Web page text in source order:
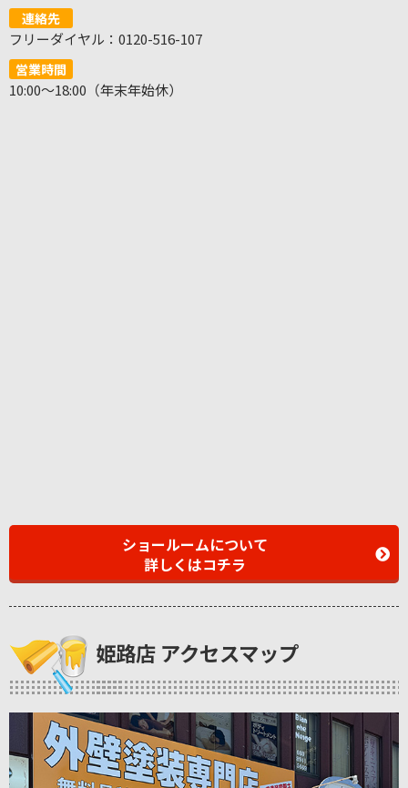
連絡先
フリーダイヤル：0120-516-107
営業時間
10:00～18:00（年末年始休）
ショールームについて
詳しくはコチラ
姫路店 アクセスマップ